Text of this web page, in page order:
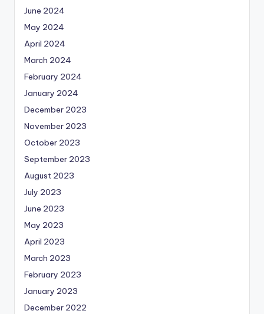
June 2024
May 2024
April 2024
March 2024
February 2024
January 2024
December 2023
November 2023
October 2023
September 2023
August 2023
July 2023
June 2023
May 2023
April 2023
March 2023
February 2023
January 2023
December 2022